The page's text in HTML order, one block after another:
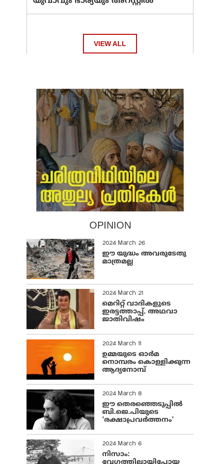
VIEW ALL
OPINION
2024 March 26
ഈ യുദ്ധം അവരുടേതു
മാത്രമല്ല
2024 March 21
മെറിറ്റ് വാദികളുടെ
ഇരട്ടത്താപ്പ്, അഥവാ
ജാതിവിഷം
2024 March 11
ഉമ്മയുടെ ഓർമ
നൊമ്പരം കൊള്ളിക്കുന്ന
ആദ്യനോമ്പ്
2024 March 8
ഈ തെരഞ്ഞെടുപ്പില്‍
ബി.ജെ.പിയുടെ
'രക്ഷാപ്രവര്‍ത്തനം'
2024 March 6
നിസാം:
വേഗത്തിലായിപ്പോയ